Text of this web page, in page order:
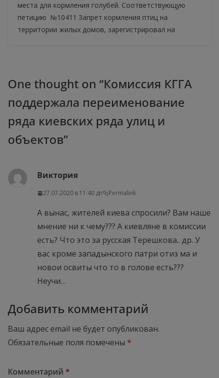
места для кормления голубей. Соответствующую
петицию №10411 Запрет кормления птиц на
территории жилых домов, зарегистрировал на
One thought on “Комиссия КГГА
поддержала переименование
ряда киевских ряда улиц и
объектов”
Виктория
27.07.2020 в 11:40 дп Permalink
А вынас, жителей киева спросили? Вам наше
мнение ни к чему??? А киевляне в комиссии
есть? Что это за русская Терешкова.. др. У
вас кроме западынского патри отиз ма и
новои освиты что то в голове есть???
Неучи…
Добавить комментарий
Ваш адрес email не будет опубликован.
Обязательные поля помечены *
Комментарий *